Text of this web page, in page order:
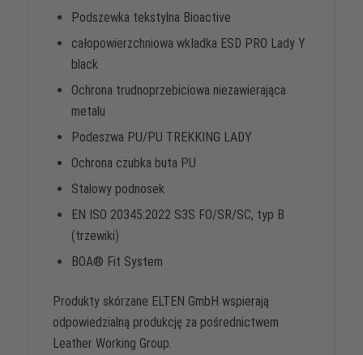
Podszewka tekstylna Bioactive
całopowierzchniowa wkładka ESD PRO Lady Y
black
Ochrona trudnoprzebiciowa niezawierająca
metalu
Podeszwa PU/PU TREKKING LADY
Ochrona czubka buta PU
Stalowy podnosek
EN ISO 20345:2022 S3S FO/SR/SC, typ B
(trzewiki)
BOA® Fit System
Produkty skórzane ELTEN GmbH wspierają
odpowiedzialną produkcję za pośrednictwem
Leather Working Group.